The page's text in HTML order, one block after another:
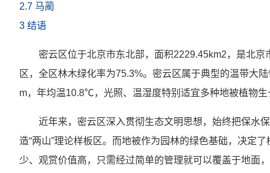
2.7 马蔺
3 结语
密云区位于北京市东北部，面积2229.45km2，是北
区，全区林木绿化率为75.3%。密云区属于典型的温带大
m，年均温10.8℃，光照、温湿度特别适宜多种地被植物生
近年来，密云区深入贯彻生态文明思想，始终把保水
造“两山”理论样板区。而地被作为园林的绿色基础，决定
少、观赏价值高，只需经过简单的管理就可以覆盖于地面